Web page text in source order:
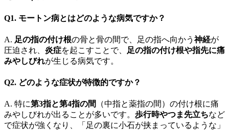
Q1. モートン病とはどのような病気ですか？
A. 足の指の付け根の骨と骨の間で、足の指へ向かう神経が
圧迫され、 炎症を起こすことで、
足の指の付け根や指先に痛
みやしびれが生じる病気です。
Q2. どのような症状が特徴的ですか？
A. 特に第3指と第4指の間
（中指と薬指の間）の付け根に痛
みやしびれが出ることが多いです。 歩行時やつま先立ちなど
で症状が強くなり、「足の裏に小石が挟まっているような」